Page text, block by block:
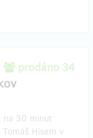
prodáno 34
na 30 minut
Hisem v